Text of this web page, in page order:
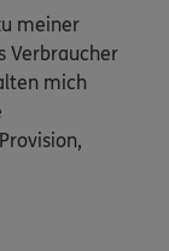
meiner
Verbraucher
mich